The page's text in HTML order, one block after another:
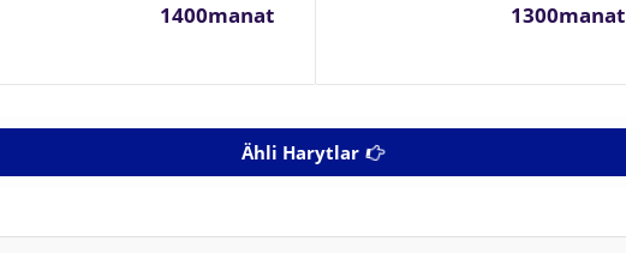
1400manat 1300manat
Ähli Harytlar